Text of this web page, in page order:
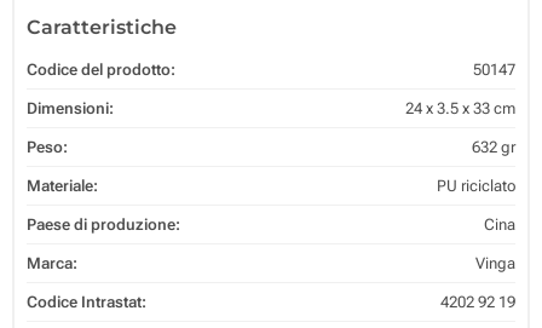
Caratteristiche
Codice del prodotto: 50147
Dimensioni: 24 x 3.5 x 33 cm
Peso: 632 gr
Materiale: PU riciclato
Paese di produzione: Cina
Marca: Vinga
Codice Intrastat: 4202 92 19